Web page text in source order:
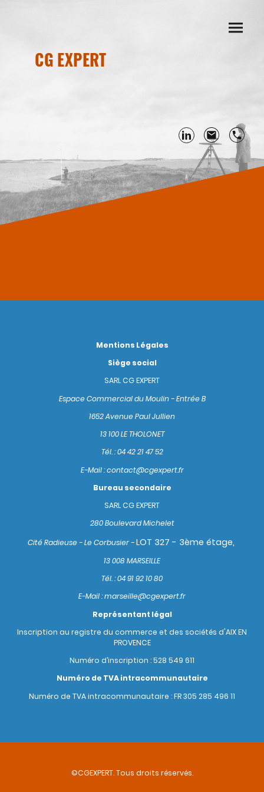
CG EXPERT
Mentions Légales
Siège social
SARL CG EXPERT
Espace Commercial du Moulin - Entrée B
1652 Avenue Paul Jullien
13 100 LE THOLONET
Tél. : 04 42 21 47 52
E-Mail : contact@cgexpert.fr
Bureau secondaire
SARL CG EXPERT
280 Boulevard Michelet
Cité Radieuse - Le Corbusier -LOT 327 - 3ème étage,
13 008 MARSEILLE
Tél. : 04 91 92 10 80
E-Mail : marseille@cgexpert.fr
Représentant légal
Inscription au registre du commerce et des sociétés d'AIX EN
PROVENCE
Numéro d’inscription : 528 549 611
Numéro de TVA intracommunautaire
Numéro de TVA intracommunautaire : FR 305 285 496 11
©CGEXPERT. Tous droits réservés.